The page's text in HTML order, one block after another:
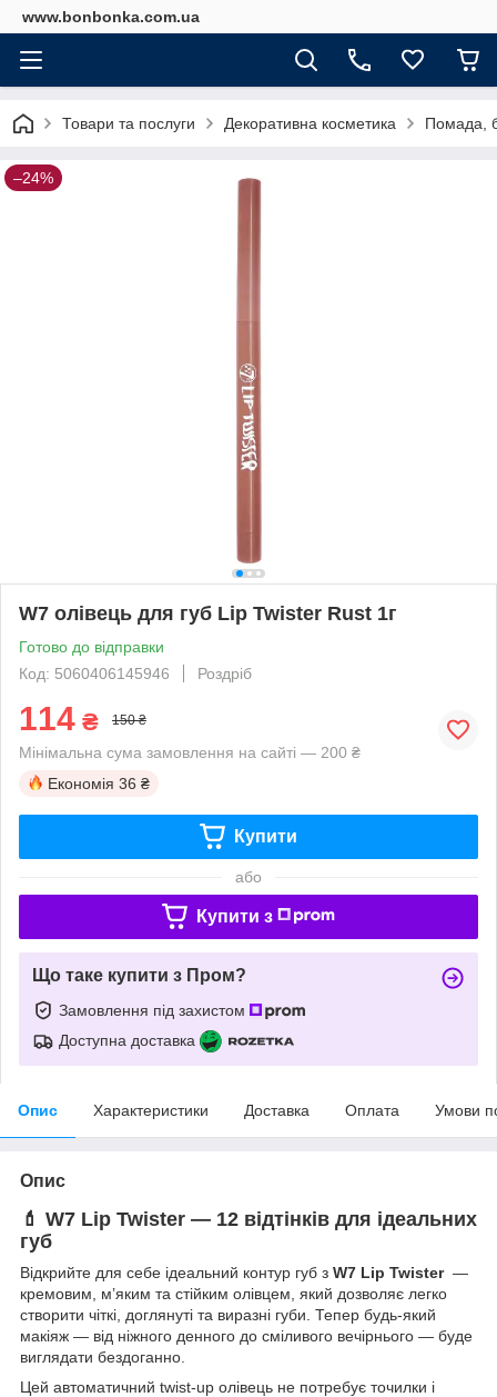
www.bonbonka.com.ua
Товари та послуги Декоративна косметика Помада,
–24%
W7 олівець для губ Lip Twister Rust 1г
Готово до відправки
Код: 5060406145946
Роздріб
114 ₴ 150 ₴
Мінімальна сума замовлення на сайті — 200 ₴
Економія 36 ₴
Купити
або
Купити з
Що таке купити з Пром?
Замовлення під захистом
Доступна доставка
Опис Характеристики Доставка Оплата Умови
Опис
💄 W7 Lip Twister — 12 відтінків для ідеальних
губ
Відкрийте для себе ідеальний контур губ з W7 Lip Twister —
кремовим, м’яким та стійким олівцем, який дозволяє легко
створити чіткі, доглянуті та виразні губи. Тепер будь-який
макіяж — від ніжного денного до сміливого вечірнього — буде
виглядати бездоганно.
Цей автоматичний twist-up олівець не потребує точилки і